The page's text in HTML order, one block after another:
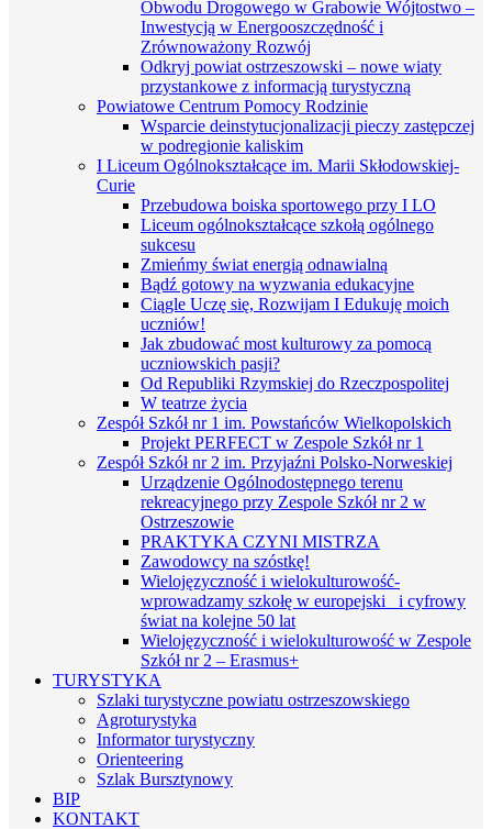
Obwodu Drogowego w Grabowie Wójtostwo –
Inwestycją w Energooszczędność i
Zrównoważony Rozwój
Odkryj powiat ostrzeszowski – nowe wiaty
przystankowe z informacją turystyczną
Powiatowe Centrum Pomocy Rodzinie
Wsparcie deinstytucjonalizacji pieczy zastępczej
w podregionie kaliskim
I Liceum Ogólnokształcące im. Marii Skłodowskiej-
Curie
Przebudowa boiska sportowego przy I LO
Liceum ogólnokształcące szkołą ogólnego
sukcesu
Zmieńmy świat energią odnawialną
Bądź gotowy na wyzwania edukacyjne
Ciągle Uczę się, Rozwijam I Edukuję moich
uczniów!
Jak zbudować most kulturowy za pomocą
uczniowskich pasji?
Od Republiki Rzymskiej do Rzeczpospolitej
W teatrze życia
Zespół Szkół nr 1 im. Powstańców Wielkopolskich
Projekt PERFECT w Zespole Szkół nr 1
Zespół Szkół nr 2 im. Przyjaźni Polsko-Norweskiej
Urządzenie Ogólnodostępnego terenu
rekreacyjnego przy Zespole Szkół nr 2 w
Ostrzeszowie
PRAKTYKA CZYNI MISTRZA
Zawodowcy na szóstkę!
Wielojęzyczność i wielokulturowość-
wprowadzamy szkołę w europejski i cyfrowy
świat na kolejne 50 lat
Wielojęzyczność i wielokulturowość w Zespole
Szkół nr 2 – Erasmus+
TURYSTYKA
Szlaki turystyczne powiatu ostrzeszowskiego
Agroturystyka
Informator turystyczny
Orienteering
Szlak Bursztynowy
BIP
KONTAKT